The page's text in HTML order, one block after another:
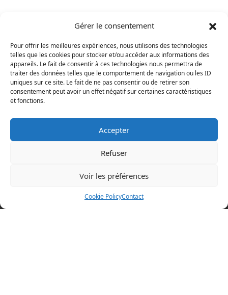
Gérer le consentement
Pour offrir les meilleures expériences, nous utilisons des technologies
telles que les cookies pour stocker et/ou accéder aux informations des
appareils. Le fait de consentir à ces technologies nous permettra de
traiter des données telles que le comportement de navigation ou les ID
uniques sur ce site. Le fait de ne pas consentir ou de retirer son
consentement peut avoir un effet négatif sur certaines caractéristiques
et fonctions.
Accepter
Refuser
Voir les préférences
Cookie PolicyContact
Politique en matière de cookies